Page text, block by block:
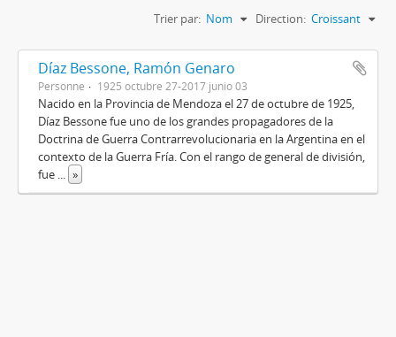
Trier par: Nom Direction: Croissant
Díaz Bessone, Ramón Genaro
Personne 1925 octubre 27-2017 junio 03
Nacido en la Provincia de Mendoza el 27 de octubre de 1925,
Díaz Bessone fue uno de los grandes propagadores de la
Doctrina de Guerra Contrarrevolucionaria en la Argentina en el
contexto de la Guerra Fría. Con el rango de general de división,
fue ... »